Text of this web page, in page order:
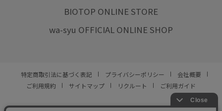
BIOTOP ONLINE STORE
wa-syu OFFICIAL ONLINE SHOP
特定商取引法に基づく表記 プライバシーポリシー
会社概要
ご利用規約
サイトマップ リクルート ご利用ガイド